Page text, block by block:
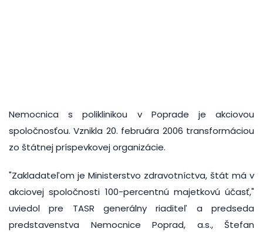
Nemocnica s poliklinikou v Poprade je akciovou
spoločnosťou. Vznikla 20. februára 2006 transformáciou
zo štátnej príspevkovej organizácie.
"Zakladateľom je Ministerstvo zdravotníctva, štát má v
akciovej spoločnosti 100-percentnú majetkovú účasť,"
uviedol pre TASR generálny riaditeľ a predseda
predstavenstva Nemocnice Poprad, a.s., Štefan